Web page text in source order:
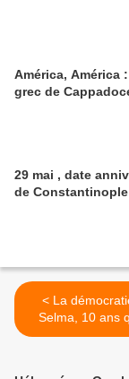
América, América
grec de
29 mai , date
de Constantinople
< La démocratie selon
Selma, 10 ans
raconte le